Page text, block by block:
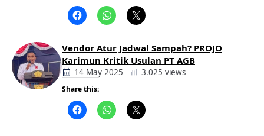
Vendor Atur Jadwal Sampah? PROJO
Karimun Kritik Usulan PT AGB
14 May 2025 3.025 views
Share this: